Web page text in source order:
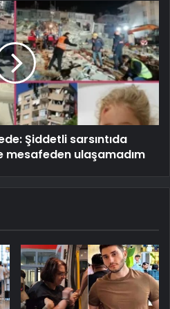
Şiddetli sarsıntıda
mesafeden ulaşamadım